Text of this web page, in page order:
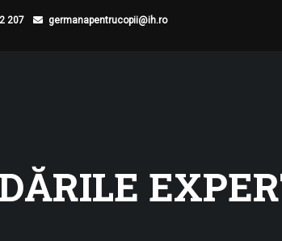
207 germanapentrucopii@ih.ro